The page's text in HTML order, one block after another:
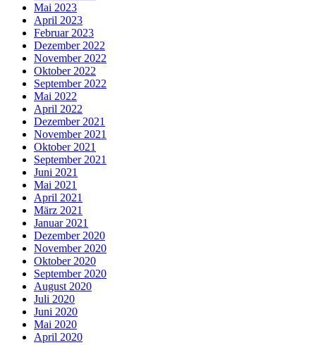
Mai 2023
April 2023
Februar 2023
Dezember 2022
November 2022
Oktober 2022
September 2022
Mai 2022
April 2022
Dezember 2021
November 2021
Oktober 2021
September 2021
Juni 2021
Mai 2021
April 2021
März 2021
Januar 2021
Dezember 2020
November 2020
Oktober 2020
September 2020
August 2020
Juli 2020
Juni 2020
Mai 2020
April 2020